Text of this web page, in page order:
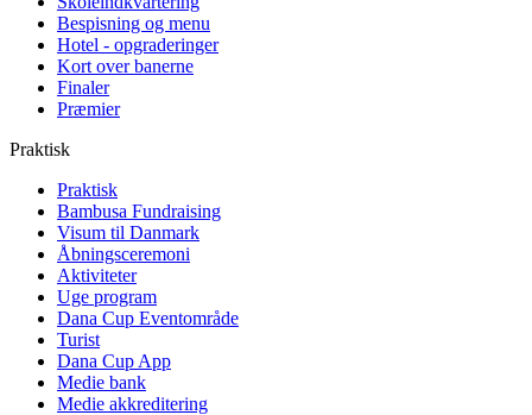
Bespisning og menu
Hotel - opgraderinger
Kort over banerne
Finaler
Præmier
Praktisk
Praktisk
Bambusa Fundraising
Visum til Danmark
Åbningsceremoni
Aktiviteter
Uge program
Dana Cup Eventområde
Turist
Dana Cup App
Medie bank
Medie akkreditering